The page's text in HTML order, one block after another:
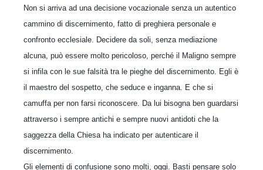
Non si arriva ad una decisione vocazionale senza un autentico
cammino di discernimento, fatto di preghiera personale e
confronto ecclesiale. Decidere da soli, senza mediazione
alcuna, può essere molto pericoloso, perché il Maligno sempre
si infila con le sue falsità tra le pieghe del discernimento. Egli è
il maestro del sospetto, che seduce e inganna. E che si
camuffa per non farsi riconoscere. Da lui bisogna ben guardarsi
attraverso i sempre antichi e sempre nuovi antidoti che la
saggezza della Chiesa ha indicato per autenticare il
discernimento.
Gli elementi di confusione sono molti, oggi. Basti pensare solo